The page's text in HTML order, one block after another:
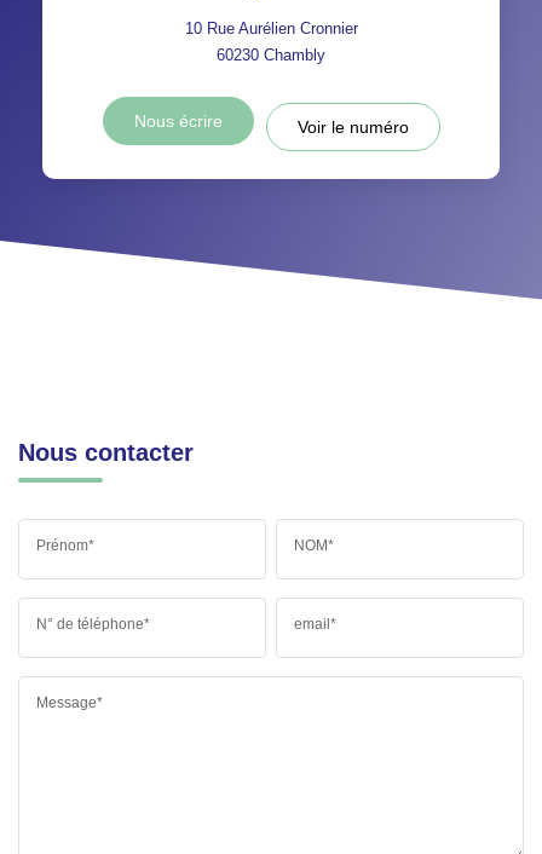
10 Rue Aurélien Cronnier
60230 Chambly
Nous écrire Voir le numéro
Nous contacter
Prénom* NOM*
N° de téléphone* email*
Message*